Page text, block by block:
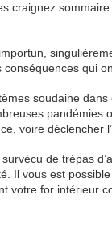
craignez
qui
soudaine
pandémies
voire déclencher
survécu de trépas
Il vous est
votre for intérieur